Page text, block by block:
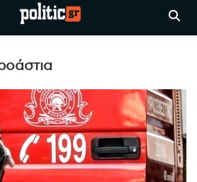
απο τη
την Ελλάδα και
τον Κόσμο